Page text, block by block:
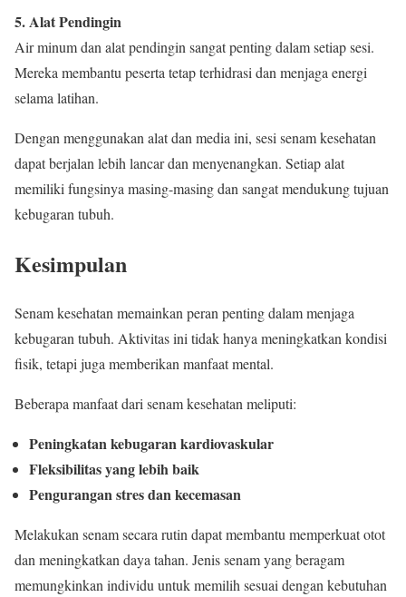
5. Alat Pendingin
Air minum dan alat pendingin sangat penting dalam setiap sesi.
Mereka membantu peserta tetap terhidrasi dan menjaga energi
selama latihan.
Dengan menggunakan alat dan media ini, sesi senam kesehatan
dapat berjalan lebih lancar dan menyenangkan. Setiap alat
memiliki fungsinya masing-masing dan sangat mendukung tujuan
kebugaran tubuh.
Kesimpulan
Senam kesehatan memainkan peran penting dalam menjaga
kebugaran tubuh. Aktivitas ini tidak hanya meningkatkan kondisi
fisik, tetapi juga memberikan manfaat mental.
Beberapa manfaat dari senam kesehatan meliputi:
Peningkatan kebugaran kardiovaskular
Fleksibilitas yang lebih baik
Pengurangan stres dan kecemasan
Melakukan senam secara rutin dapat membantu memperkuat otot
dan meningkatkan daya tahan. Jenis senam yang beragam
memungkinkan individu untuk memilih sesuai dengan kebutuhan